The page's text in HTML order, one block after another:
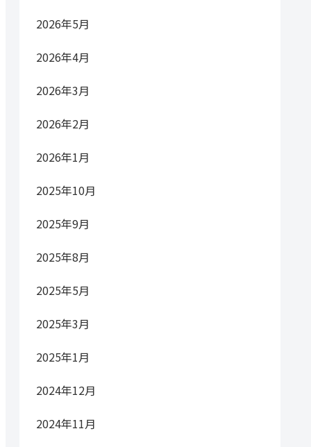
2026年5月
2026年4月
2026年3月
2026年2月
2026年1月
2025年10月
2025年9月
2025年8月
2025年5月
2025年3月
2025年1月
2024年12月
2024年11月